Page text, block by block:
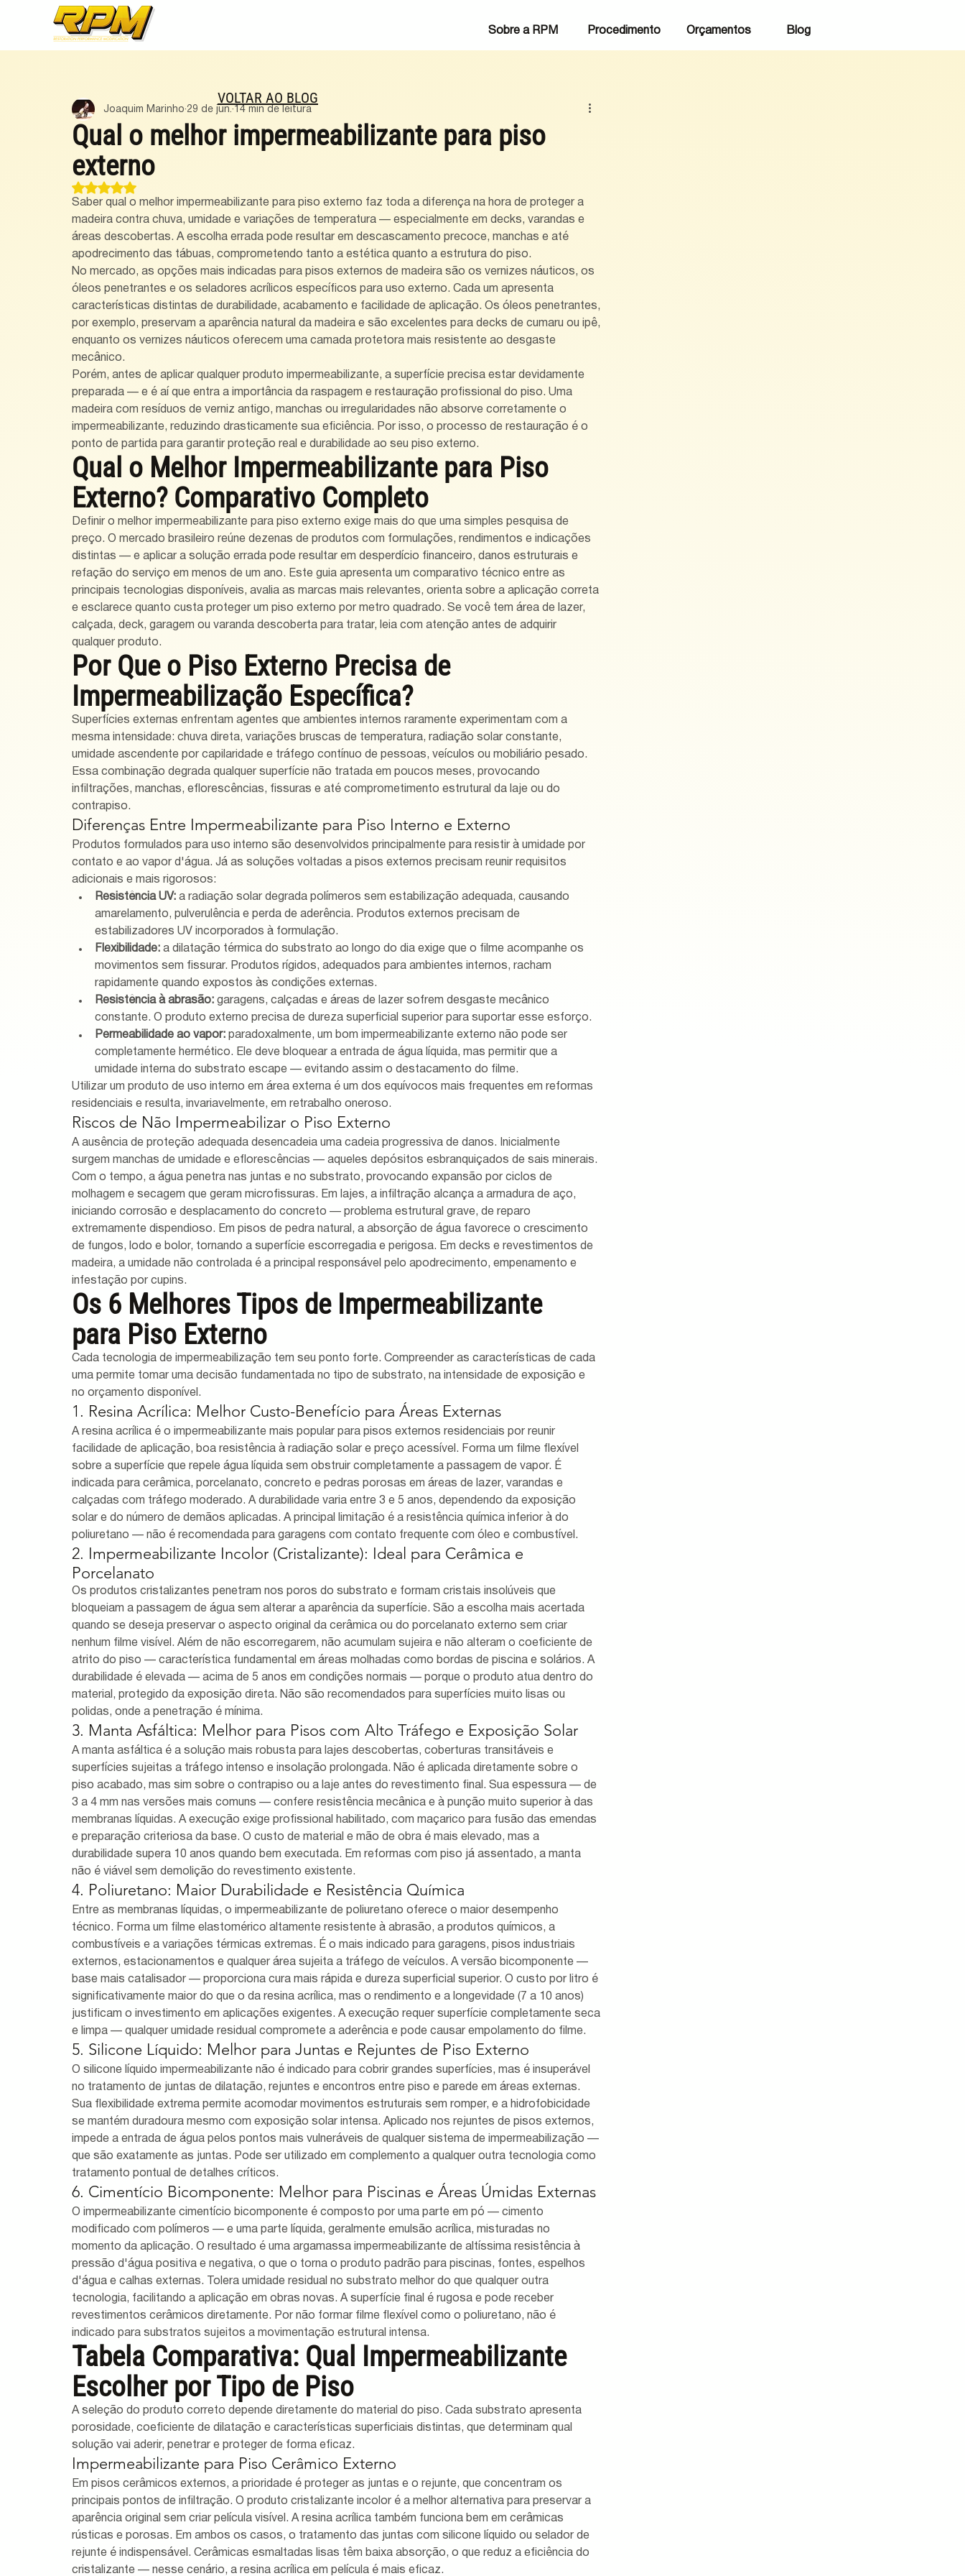
Blog
Orçamentos
Procedimento
Sobre a RPM
Qual o melhor impermeabilizante para piso
externo
Joaquim Marinho 29 de jun. 14 min de leitura
Avaliado com NaN de 5 estrelas.
Saber qual o melhor impermeabilizante para piso externo faz toda a diferença na hora de proteger a
madeira contra chuva, umidade e variações de temperatura — especialmente em decks, varandas e
áreas descobertas. A escolha errada pode resultar em descascamento precoce, manchas e até
apodrecimento das tábuas, comprometendo tanto a estética quanto a estrutura do piso.
No mercado, as opções mais indicadas para pisos externos de madeira são os vernizes náuticos, os
óleos penetrantes e os seladores acrílicos específicos para uso externo. Cada um apresenta
características distintas de durabilidade, acabamento e facilidade de aplicação. Os óleos penetrantes,
por exemplo, preservam a aparência natural da madeira e são excelentes para decks de cumaru ou ipê,
enquanto os vernizes náuticos oferecem uma camada protetora mais resistente ao desgaste
mecânico.
Porém, antes de aplicar qualquer produto impermeabilizante, a superfície precisa estar devidamente
preparada — e é aí que entra a importância da raspagem e restauração profissional do piso. Uma
madeira com resíduos de verniz antigo, manchas ou irregularidades não absorve corretamente o
impermeabilizante, reduzindo drasticamente sua eficiência. Por isso, o processo de restauração é o
ponto de partida para garantir proteção real e durabilidade ao seu piso externo.
Qual o Melhor Impermeabilizante para Piso
Externo? Comparativo Completo
Definir o melhor impermeabilizante para piso externo exige mais do que uma simples pesquisa de
preço. O mercado brasileiro reúne dezenas de produtos com formulações, rendimentos e indicações
distintas — e aplicar a solução errada pode resultar em desperdício financeiro, danos estruturais e
refação do serviço em menos de um ano. Este guia apresenta um comparativo técnico entre as
principais tecnologias disponíveis, avalia as marcas mais relevantes, orienta sobre a aplicação correta
e esclarece quanto custa proteger um piso externo por metro quadrado. Se você tem área de lazer,
calçada, deck, garagem ou varanda descoberta para tratar, leia com atenção antes de adquirir
qualquer produto.
Por Que o Piso Externo Precisa de
Impermeabilização Específica?
Superfícies externas enfrentam agentes que ambientes internos raramente experimentam com a
mesma intensidade: chuva direta, variações bruscas de temperatura, radiação solar constante,
umidade ascendente por capilaridade e tráfego contínuo de pessoas, veículos ou mobiliário pesado.
Essa combinação degrada qualquer superfície não tratada em poucos meses, provocando
infiltrações, manchas, eflorescências, fissuras e até comprometimento estrutural da laje ou do
contrapiso.
Diferenças Entre Impermeabilizante para Piso Interno e Externo
Produtos formulados para uso interno são desenvolvidos principalmente para resistir à umidade por
contato e ao vapor d'água. Já as soluções voltadas a pisos externos precisam reunir requisitos
adicionais e mais rigorosos:
Resistência UV: a radiação solar degrada polímeros sem estabilização adequada, causando
amarelamento, pulverulência e perda de aderência. Produtos externos precisam de
estabilizadores UV incorporados à formulação.
Flexibilidade: a dilatação térmica do substrato ao longo do dia exige que o filme acompanhe os
movimentos sem fissurar. Produtos rígidos, adequados para ambientes internos, racham
rapidamente quando expostos às condições externas.
Resistência à abrasão: garagens, calçadas e áreas de lazer sofrem desgaste mecânico
constante. O produto externo precisa de dureza superficial superior para suportar esse esforço.
Permeabilidade ao vapor: paradoxalmente, um bom impermeabilizante externo não pode ser
completamente hermético. Ele deve bloquear a entrada de água líquida, mas permitir que a
umidade interna do substrato escape — evitando assim o destacamento do filme.
Utilizar um produto de uso interno em área externa é um dos equívocos mais frequentes em reformas
residenciais e resulta, invariavelmente, em retrabalho oneroso.
Riscos de Não Impermeabilizar o Piso Externo
A ausência de proteção adequada desencadeia uma cadeia progressiva de danos. Inicialmente
surgem manchas de umidade e eflorescências — aqueles depósitos esbranquiçados de sais minerais.
Com o tempo, a água penetra nas juntas e no substrato, provocando expansão por ciclos de
molhagem e secagem que geram microfissuras. Em lajes, a infiltração alcança a armadura de aço,
iniciando corrosão e desplacamento do concreto — problema estrutural grave, de reparo
extremamente dispendioso. Em pisos de pedra natural, a absorção de água favorece o crescimento
de fungos, lodo e bolor, tornando a superfície escorregadia e perigosa. Em decks e revestimentos de
madeira, a umidade não controlada é a principal responsável pelo apodrecimento, empenamento e
infestação por cupins.
Os 6 Melhores Tipos de Impermeabilizante
para Piso Externo
Cada tecnologia de impermeabilização tem seu ponto forte. Compreender as características de cada
uma permite tomar uma decisão fundamentada no tipo de substrato, na intensidade de exposição e
no orçamento disponível.
1. Resina Acrílica: Melhor Custo-Benefício para Áreas Externas
A resina acrílica é o impermeabilizante mais popular para pisos externos residenciais por reunir
facilidade de aplicação, boa resistência à radiação solar e preço acessível. Forma um filme flexível
sobre a superfície que repele água líquida sem obstruir completamente a passagem de vapor. É
indicada para cerâmica, porcelanato, concreto e pedras porosas em áreas de lazer, varandas e
calçadas com tráfego moderado. A durabilidade varia entre 3 e 5 anos, dependendo da exposição
solar e do número de demãos aplicadas. A principal limitação é a resistência química inferior à do
poliuretano — não é recomendada para garagens com contato frequente com óleo e combustível.
2. Impermeabilizante Incolor (Cristalizante): Ideal para Cerâmica e
Porcelanato
Os produtos cristalizantes penetram nos poros do substrato e formam cristais insolúveis que
bloqueiam a passagem de água sem alterar a aparência da superfície. São a escolha mais acertada
quando se deseja preservar o aspecto original da cerâmica ou do porcelanato externo sem criar
nenhum filme visível. Além de não escorregarem, não acumulam sujeira e não alteram o coeficiente de
atrito do piso — característica fundamental em áreas molhadas como bordas de piscina e solários. A
durabilidade é elevada — acima de 5 anos em condições normais — porque o produto atua dentro do
material, protegido da exposição direta. Não são recomendados para superfícies muito lisas ou
polidas, onde a penetração é mínima.
3. Manta Asfáltica: Melhor para Pisos com Alto Tráfego e Exposição Solar
A manta asfáltica é a solução mais robusta para lajes descobertas, coberturas transitáveis e
superfícies sujeitas a tráfego intenso e insolação prolongada. Não é aplicada diretamente sobre o
piso acabado, mas sim sobre o contrapiso ou a laje antes do revestimento final. Sua espessura — de
3 a 4 mm nas versões mais comuns — confere resistência mecânica e à punção muito superior à das
membranas líquidas. A execução exige profissional habilitado, com maçarico para fusão das emendas
e preparação criteriosa da base. O custo de material e mão de obra é mais elevado, mas a
durabilidade supera 10 anos quando bem executada. Em reformas com piso já assentado, a manta
não é viável sem demolição do revestimento existente.
4. Poliuretano: Maior Durabilidade e Resistência Química
Entre as membranas líquidas, o impermeabilizante de poliuretano oferece o maior desempenho
técnico. Forma um filme elastomérico altamente resistente à abrasão, a produtos químicos, a
combustíveis e a variações térmicas extremas. É o mais indicado para garagens, pisos industriais
externos, estacionamentos e qualquer área sujeita a tráfego de veículos. A versão bicomponente —
base mais catalisador — proporciona cura mais rápida e dureza superficial superior. O custo por litro é
significativamente maior do que o da resina acrílica, mas o rendimento e a longevidade (7 a 10 anos)
justificam o investimento em aplicações exigentes. A execução requer superfície completamente seca
e limpa — qualquer umidade residual compromete a aderência e pode causar empolamento do filme.
5. Silicone Líquido: Melhor para Juntas e Rejuntes de Piso Externo
O silicone líquido impermeabilizante não é indicado para cobrir grandes superfícies, mas é insuperável
no tratamento de juntas de dilatação, rejuntes e encontros entre piso e parede em áreas externas.
Sua flexibilidade extrema permite acomodar movimentos estruturais sem romper, e a hidrofobicidade
se mantém duradoura mesmo com exposição solar intensa. Aplicado nos rejuntes de pisos externos,
impede a entrada de água pelos pontos mais vulneráveis de qualquer sistema de impermeabilização —
que são exatamente as juntas. Pode ser utilizado em complemento a qualquer outra tecnologia como
tratamento pontual de detalhes críticos.
6. Cimentício Bicomponente: Melhor para Piscinas e Áreas Úmidas Externas
O impermeabilizante cimentício bicomponente é composto por uma parte em pó — cimento
modificado com polímeros — e uma parte líquida, geralmente emulsão acrílica, misturadas no
momento da aplicação. O resultado é uma argamassa impermeabilizante de altíssima resistência à
pressão d'água positiva e negativa, o que o torna o produto padrão para piscinas, fontes, espelhos
d'água e calhas externas. Tolera umidade residual no substrato melhor do que qualquer outra
tecnologia, facilitando a aplicação em obras novas. A superfície final é rugosa e pode receber
revestimentos cerâmicos diretamente. Por não formar filme flexível como o poliuretano, não é
indicado para substratos sujeitos a movimentação estrutural intensa.
Tabela Comparativa: Qual Impermeabilizante
Escolher por Tipo de Piso
A seleção do produto correto depende diretamente do material do piso. Cada substrato apresenta
porosidade, coeficiente de dilatação e características superficiais distintas, que determinam qual
solução vai aderir, penetrar e proteger de forma eficaz.
Impermeabilizante para Piso Cerâmico Externo
Em pisos cerâmicos externos, a prioridade é proteger as juntas e o rejunte, que concentram os
principais pontos de infiltração. O produto cristalizante incolor é a melhor alternativa para preservar a
aparência original sem criar película visível. A resina acrílica também funciona bem em cerâmicas
rústicas e porosas. Em ambos os casos, o tratamento das juntas com silicone líquido ou selador de
rejunte é indispensável. Cerâmicas esmaltadas lisas têm baixa absorção, o que reduz a eficiência do
cristalizante — nesse cenário, a resina acrílica em película é mais eficaz.
VOLTAR AO BLOG